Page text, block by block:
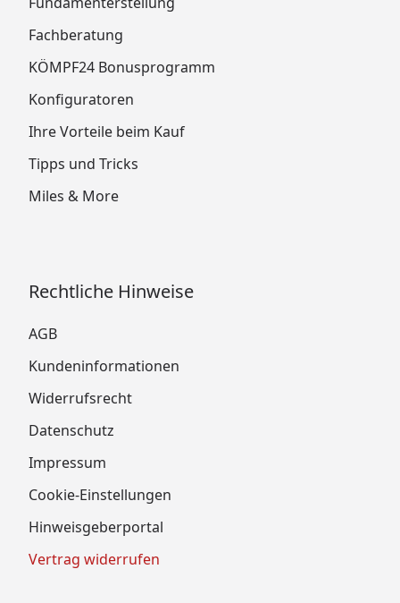
Fachberatung
KÖMPF24 Bonusprogramm
Konfiguratoren
Ihre Vorteile beim Kauf
Tipps und Tricks
Miles & More
Rechtliche Hinweise
AGB
Kundeninformationen
Widerrufsrecht
Datenschutz
Impressum
Cookie-Einstellungen
Hinweisgeberportal
Vertrag widerrufen